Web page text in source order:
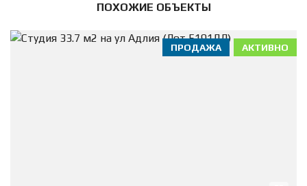
ПОХОЖИЕ ОБЪЕКТЫ
АКТИВНО
ПРОДАЖА